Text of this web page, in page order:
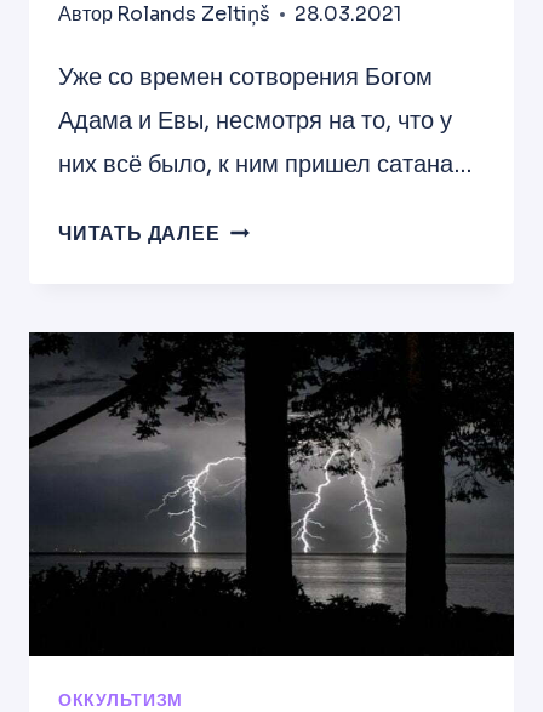
Автор Rolands Zeltiņš 28.03.2021
Уже со времен сотворения Богом
Адама и Евы, несмотря на то, что у
них всё было, к ним пришел сатана…
ЧИТАТЬ ДАЛЕЕ ПОЧЕМУ
В
ОККУЛЬТИЗМ?
ОККУЛЬТИЗМ